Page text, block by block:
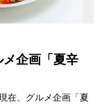
企画「夏辛
在、グルメ企画「夏